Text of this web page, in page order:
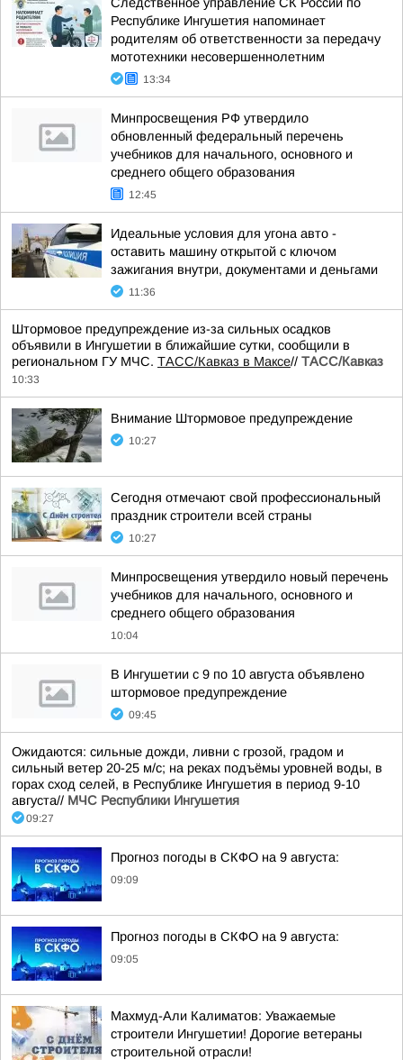
Республике Ингушетия напоминает
родителям об ответственности за передачу
мототехники несовершеннолетним
13:34
Минпросвещения РФ утвердило
обновленный федеральный перечень
учебников для начального, основного и
среднего общего образования
12:45
Идеальные условия для угона авто -
оставить машину открытой с ключом
зажигания внутри, документами и деньгами
11:36
Штормовое предупреждение из-за сильных осадков
объявили в Ингушетии в ближайшие сутки, сообщили в
региональном ГУ МЧС. ТАСС/Кавказ в Максе// ТАСС/Кавказ
10:33
Внимание Штормовое предупреждение
10:27
Сегодня отмечают свой профессиональный
праздник строители всей страны
10:27
Минпросвещения утвердило новый перечень
учебников для начального, основного и
среднего общего образования
10:04
В Ингушетии с 9 по 10 августа объявлено
штормовое предупреждение
09:45
Ожидаются: сильные дожди, ливни с грозой, градом и
сильный ветер 20-25 м/с; на реках подъёмы уровней воды, в
горах сход селей, в Республике Ингушетия в период 9-10
августа// МЧС Республики Ингушетия
09:27
Прогноз погоды в СКФО на 9 августа:
09:09
Прогноз погоды в СКФО на 9 августа:
09:05
Махмуд-Али Калиматов: Уважаемые
строители Ингушетии! Дорогие ветераны
строительной отрасли!